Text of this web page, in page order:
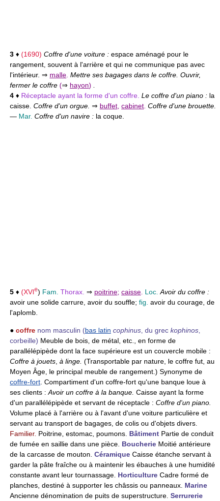
3 ♦ (1690) Coffre d'une voiture : espace aménagé pour le
rangement, souvent à l'arrière et qui ne communique pas avec
l'intérieur. ⇒ malle Mettre ses bagages dans le coffre. Ouvrir,
fermer le coffre (⇒ hayon)
4 ♦ Réceptacle ayant la forme d'un coffre. Le coffre d'un piano : la
caisse. Coffre d'un orgue. ⇒ buffet cabinet Coffre d'une brouette.
— Mar. Coffre d'un navire : la coque.
5 ♦ (XVIe) Fam. Thorax. ⇒ poitrine; caisse Loc. Avoir du coffre :
avoir une solide carrure, avoir du souffle; fig. avoir du courage, de
l'aplomb.
● coffre nom masculin (bas latin cophinus , du grec kophinos
corbeille) Meuble de bois, de métal, etc., en forme de
parallélépipède dont la face supérieure est un couvercle mobile :
Coffre à jouets à linge. (Transportable par nature, le coffre fut, au
Moyen Âge, le principal meuble de rangement.) Synonyme de
coffre-fort . Compartiment d'un coffre-fort qu'une banque loue à
ses clients : Avoir un coffre à la banque. Caisse ayant la forme
d'un parallélépipède et servant de réceptacle : Coffre d'un piano.
Volume placé à l'arrière ou à l'avant d'une voiture particulière et
servant au transport de bagages, de colis ou d'objets divers.
Familier. Poitrine, estomac, poumons. Bâtiment Partie de conduit
de fumée en saillie dans une pièce. Boucherie Moitié antérieure
de la carcasse de mouton. Céramique Caisse étanche servant à
garder la pâte fraîche ou à maintenir les ébauches à une humidité
constante avant leur tournassage. Horticulture Cadre formé de
planches, destiné à supporter les châssis ou panneaux. Marine
Ancienne dénomination de puits de superstructure. Serrurerie